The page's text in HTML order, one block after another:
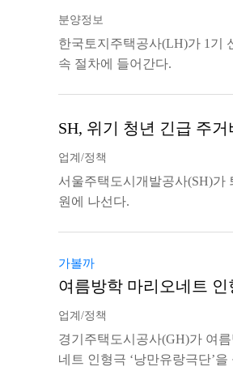
분양정보
한국토지주택공사(LH)가 1기
속 절차에 들어간다.
SH, 위기 청년 긴급 주
업계/정책
서울주택도시개발공사(SH)가
원에 나선다.
가볼까
여름방학 마리오네트
업계/정책
경기주택도시공사(GH)가 여
네트 인형극 ‘낭만유랑극단’을